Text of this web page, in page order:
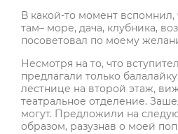
В какой-то момент вспомнил,
там– море, дача, клубника,
посоветовал по моему
Несмотря на то, что
предлагали только
лестнице на второй этаж,
театральное отделение.
могут. Предложили на
образом, разузнав о моей